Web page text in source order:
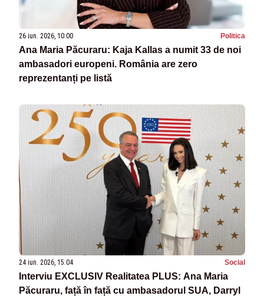
26 iun. 2026, 10:00 Politica
Ana Maria Păcuraru: Kaja Kallas a numit 33 de noi
ambasadori europeni. România are zero
reprezentanți pe listă
24 iun. 2026, 15:04 Social
Interviu EXCLUSIV Realitatea PLUS: Ana Maria
Păcuraru, față în față cu ambasadorul SUA, Darryl